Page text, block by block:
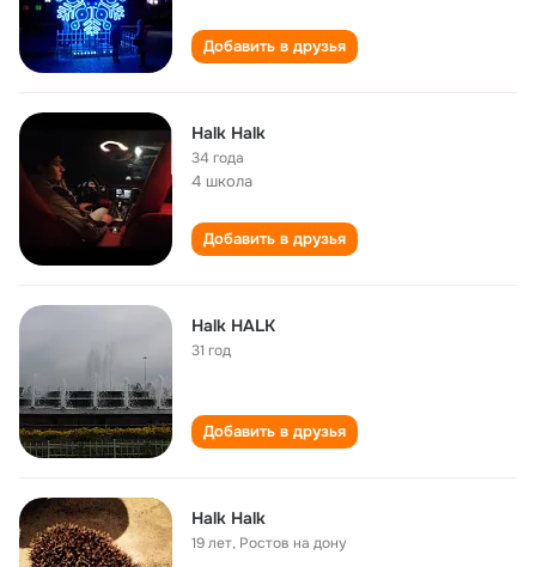
Добавить в друзья
Halk Halk
34 года
4 школа
Добавить в друзья
Halk HALK
31 год
Добавить в друзья
Halk Halk
19 лет, Ростов на дону